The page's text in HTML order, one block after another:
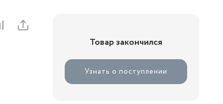
Товар закончился
Узнать о поступлении